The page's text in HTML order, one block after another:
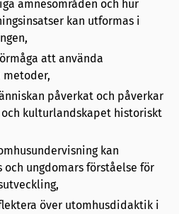
ämnesområden och hur
kan utformas i
att använda
metoder,
påverkat och påverkar
kulturlandskapet historiskt
kan
ungdomars förståelse för
över utomhusdidaktik i